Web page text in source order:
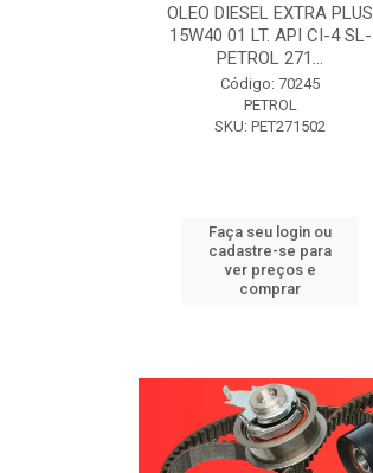
OLEO DIESEL EXTRA PLUS
15W40 01 LT. API CI-4 SL-
PETROL 271...
Código: 70245
PETROL
SKU: PET271502
Faça seu login ou
cadastre-se para
ver preços e
comprar